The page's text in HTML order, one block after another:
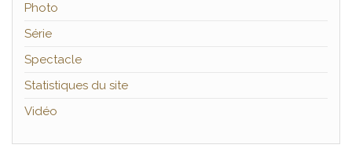
Photo
Série
Spectacle
Statistiques du site
Vidéo